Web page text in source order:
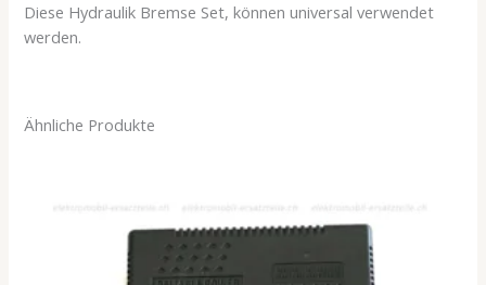
Diese Hydraulik Bremse Set, können universal verwendet
werden.
Ähnliche Produkte